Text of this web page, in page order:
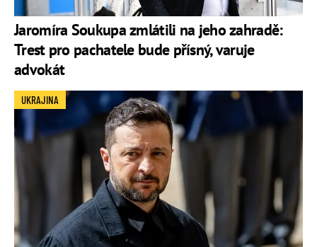
Jaromíra Soukupa zmlátili na jeho zahradě:
Trest pro pachatele bude přísný, varuje
advokát
UKRAJINA